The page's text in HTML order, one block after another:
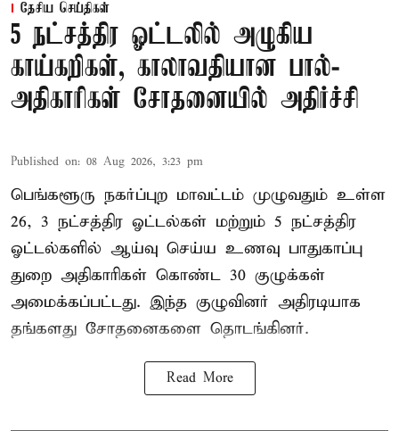
தேசிய செய்திகள்
5 நட்சத்திர ஓட்டலில் அழுகிய
காய்கறிகள், காலாவதியான பால்-
அதிகாரிகள் சோதனையில் அதிர்ச்சி
Published on: 08 Aug 2026, 3:23 pm
பெங்களூரு நகர்ப்புற மாவட்டம் முழுவதும் உள்ள
26, 3 நட்சத்திர ஓட்டல்கள் மற்றும் 5 நட்சத்திர
ஓட்டல்களில் ஆய்வு செய்ய உணவு பாதுகாப்பு
துறை அதிகாரிகள் கொண்ட 30 குழுக்கள்
அமைக்கப்பட்டது. இந்த குழுவினர் அதிரடியாக
தங்களது சோதனைகளை தொடங்கினர்.
Read More